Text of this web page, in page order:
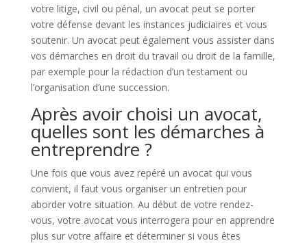
votre litige, civil ou pénal, un avocat peut se porter
votre défense devant les instances judiciaires et vous
soutenir. Un avocat peut également vous assister dans
vos démarches en droit du travail ou droit de la famille,
par exemple pour la rédaction d’un testament ou
l’organisation d’une succession.
Après avoir choisi un avocat,
quelles sont les démarches à
entreprendre ?
Une fois que vous avez repéré un avocat qui vous
convient, il faut vous organiser un entretien pour
aborder votre situation. Au début de votre rendez-
vous, votre avocat vous interrogera pour en apprendre
plus sur votre affaire et déterminer si vous êtes